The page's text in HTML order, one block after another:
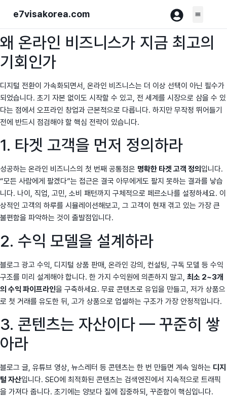
e7visakorea.com
왜 온라인 비즈니스가 지금 최고의
기회인가
디지털 전환이 가속화되면서, 온라인 비즈니스는 더 이상 선택이 아닌 필수가
되었습니다. 초기 자본 없이도 시작할 수 있고, 전 세계를 시장으로 삼을 수 있
다는 점에서 오프라인 창업과 근본적으로 다릅니다. 하지만 무작정 뛰어들기
전에 반드시 점검해야 할 핵심 전략이 있습니다.
1. 타겟 고객을 먼저 정의하라
성공하는 온라인 비즈니스의 첫 번째 공통점은 명확한 타겟 고객 정의 입니다.
“모든 사람에게 팔겠다”는 접근은 결국 아무에게도 팔지 못하는 결과를 낳습
니다. 나이, 직업, 고민, 소비 패턴까지 구체적으로 페르소나를 설정하세요. 이
상적인 고객의 하루를 시뮬레이션해보고, 그 고객이 현재 겪고 있는 가장 큰
불편함을 파악하는 것이 출발점입니다.
2. 수익 모델을 설계하라
블로그 광고 수익, 디지털 상품 판매, 온라인 강의, 컨설팅, 구독 모델 등 수익
구조를 미리 설계해야 합니다. 한 가지 수익원에 의존하지 말고, 최소 2~3개
의 수익 파이프라인을 구축하세요. 무료 콘텐츠로 유입을 만들고, 저가 상품으
로 첫 거래를 유도한 뒤, 고가 상품으로 업셀하는 구조가 가장 안정적입니다.
3. 콘텐츠는 자산이다 — 꾸준히 쌓
아라
블로그 글, 유튜브 영상, 뉴스레터 등 콘텐츠는 한 번 만들면 계속 일하는 디지
털 자산입니다. SEO에 최적화된 콘텐츠는 검색엔진에서 지속적으로 트래픽
을 가져다 줍니다. 초기에는 양보다 질에 집중하되, 꾸준함이 핵심입니다.